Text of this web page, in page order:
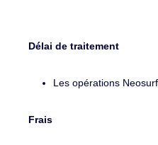
Délai de traitement
Les opérations
Frais